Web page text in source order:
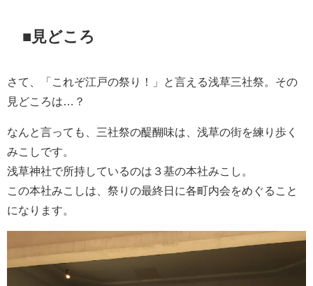
■見どころ
さて、「これぞ江戸の祭り！」と言える浅草三社祭。その
見どころは…？
なんと言っても、三社祭の醍醐味は、浅草の街を練り歩く
みこしです。
浅草神社で所持しているのは３基の本社みこし。
この本社みこしは、祭りの最終日に各町内会をめぐること
になります。